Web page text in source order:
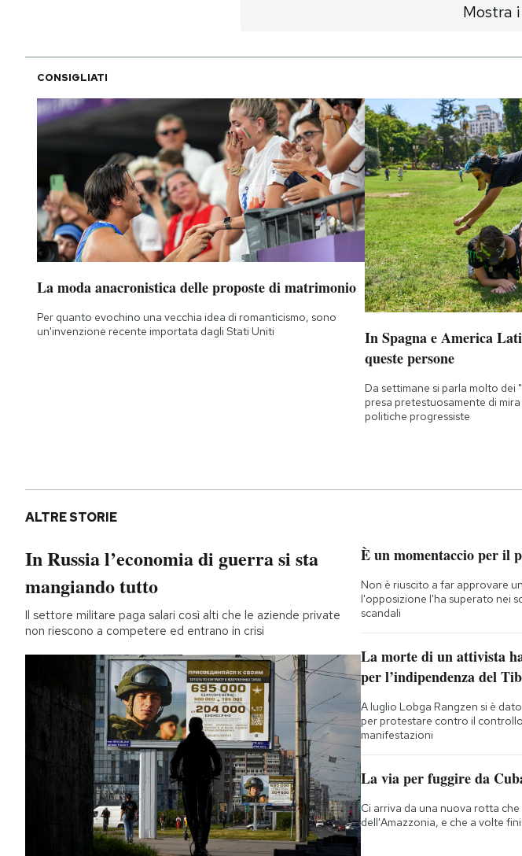
Mostra
CONSIGLIATI
La moda anacronistica delle proposte di matrimonio
Per quanto evochino una vecchia idea di romanticismo, sono
un'invenzione recente importata dagli Stati Uniti
In Spagna e America
queste persone
Da settimane si parla molto
presa pretestuosamente di
politiche progressiste
ALTRE STORIE
In Russia l’economia di guerra si sta
mangiando tutto
Il settore militare paga salari così alti che le aziende private
non riescono a competere ed entrano in crisi
È un momentaccio per il
Non è riuscito a far approvare
l'opposizione l'ha superato nei
scandali
La morte di un attivista
per l’indipendenza del
A luglio Lobga Rangzen si è
per protestare contro il
manifestazioni
La via per fuggire da
Ci arriva da una nuova rotta
dell'Amazzonia, e che a volte